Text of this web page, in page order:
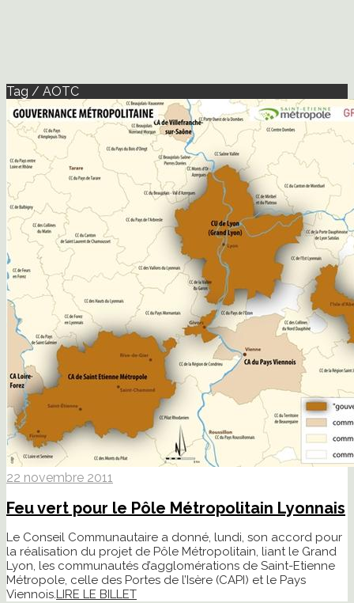
Tag / AOTC
22 novembre 2011
Feu vert pour le Pôle Métropolitain Lyonnais
Le Conseil Communautaire a donné, lundi, son accord pour
la réalisation du projet de Pôle Métropolitain, liant le Grand
Lyon, les communautés d’agglomérations de Saint-Etienne
Métropole, celle des Portes de l’Isère (CAPI) et le Pays
Viennois.LIRE LE BILLET